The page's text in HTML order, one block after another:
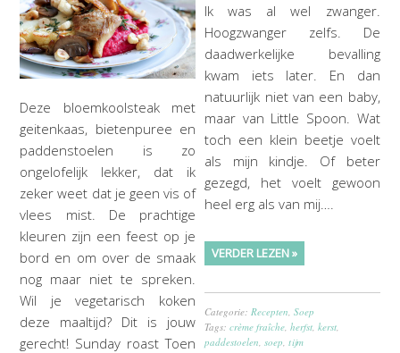
Deze bloemkoolsteak met
geitenkaas, bietenpuree en
paddenstoelen is zo
ongelofelijk lekker, dat ik
zeker weet dat je geen vis of
vlees mist. De prachtige
kleuren zijn een feest op je
bord en om over de smaak
nog maar niet te spreken.
Wil je vegetarisch koken
deze maaltijd? Dit is jouw
gerecht! Sunday roast Toen
Ik was al wel zwanger.
Hoogzwanger zelfs. De
daadwerkelijke bevalling
kwam iets later. En dan
natuurlijk niet van een baby,
maar van Little Spoon. Wat
toch een klein beetje voelt
als mijn kindje. Of beter
gezegd, het voelt gewoon
heel erg als van mij….
VERDER LEZEN »
Categorie:Recepten,Soep
Tags:crème fraîche,herfst,kerst,
paddestoelen,soep,tijm